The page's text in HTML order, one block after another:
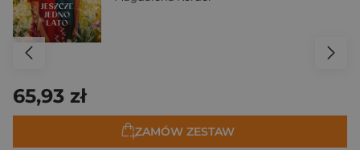
65,93 zł
ZAMÓW ZESTAW